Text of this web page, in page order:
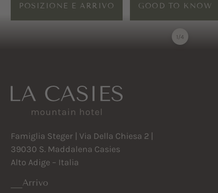
POSIZIONE E ARRIVO GOOD TO KNOW
1/4
Famiglia Steger | Via Della Chiesa 2 |
39030 S. Maddalena Casies
Alto Adige – Italia
Arrivo